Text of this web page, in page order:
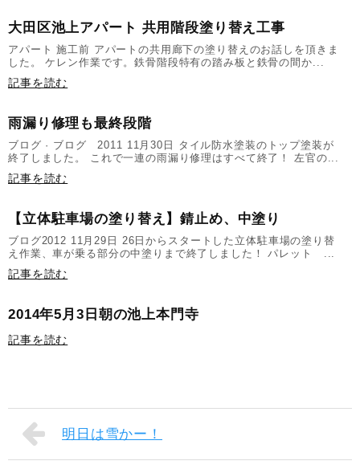
大田区池上アパート 共用階段塗り替え工事
アパート 施工前 アパートの共用廊下の塗り替えのお話しを頂きま
した。 ケレン作業です。鉄骨階段特有の踏み板と鉄骨の間か...
記事を読む
雨漏り修理も最終段階
ブログ · ブログ 2011 11月30日 タイル防水塗装のトップ塗装が
終了しました。 これで一連の雨漏り修理はすべて終了！ 左官の...
記事を読む
【立体駐車場の塗り替え】錆止め、中塗り
ブログ2012 11月29日 26日からスタートした立体駐車場の塗り替
え作業、車が乗る部分の中塗りまで終了しました！ パレット ...
記事を読む
2014年5月3日朝の池上本門寺
記事を読む
明日は雪かー！